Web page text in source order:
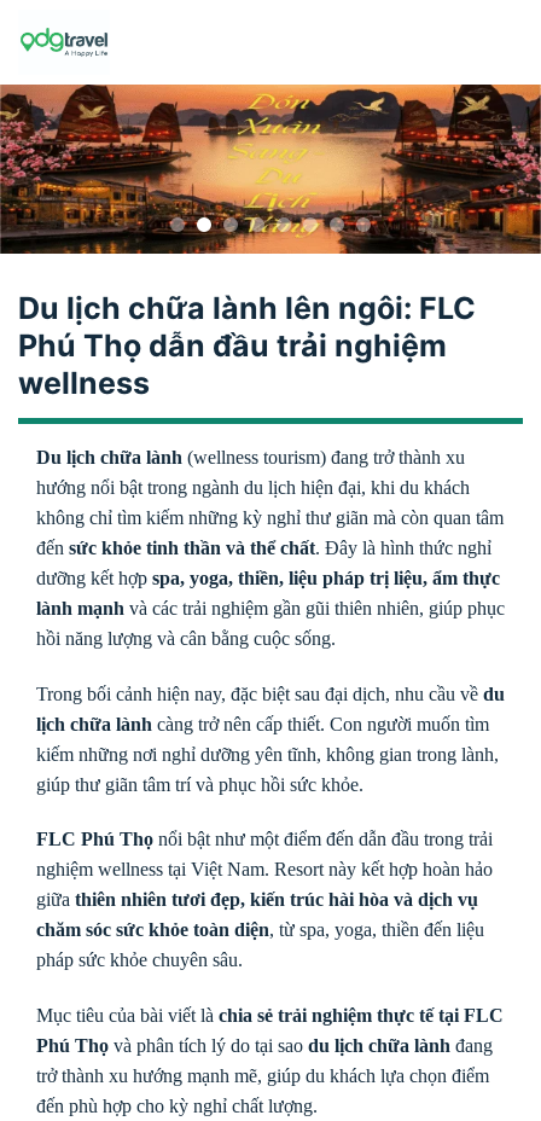
Du lịch chữa lành lên ngôi: FLC
Phú Thọ dẫn đầu trải nghiệm
wellness
Du lịch chữa lành (wellness tourism) đang trở thành xu
hướng nổi bật trong ngành du lịch hiện đại, khi du khách
không chỉ tìm kiếm những kỳ nghỉ thư giãn mà còn quan tâm
đến sức khỏe tinh thần và thể chất. Đây là hình thức nghỉ
dưỡng kết hợp spa, yoga, thiền, liệu pháp trị liệu, ẩm thực
lành mạnh và các trải nghiệm gần gũi thiên nhiên, giúp phục
hồi năng lượng và cân bằng cuộc sống.
Trong bối cảnh hiện nay, đặc biệt sau đại dịch, nhu cầu về du
lịch chữa lành càng trở nên cấp thiết. Con người muốn tìm
kiếm những nơi nghỉ dưỡng yên tĩnh, không gian trong lành,
giúp thư giãn tâm trí và phục hồi sức khỏe.
FLC Phú Thọ nổi bật như một điểm đến dẫn đầu trong trải
nghiệm wellness tại Việt Nam. Resort này kết hợp hoàn hảo
giữa thiên nhiên tươi đẹp, kiến trúc hài hòa và dịch vụ
chăm sóc sức khỏe toàn diện, từ spa, yoga, thiền đến liệu
pháp sức khỏe chuyên sâu.
Mục tiêu của bài viết là chia sẻ trải nghiệm thực tế tại FLC
Phú Thọ và phân tích lý do tại sao du lịch chữa lành đang
trở thành xu hướng mạnh mẽ, giúp du khách lựa chọn điểm
đến phù hợp cho kỳ nghỉ chất lượng.